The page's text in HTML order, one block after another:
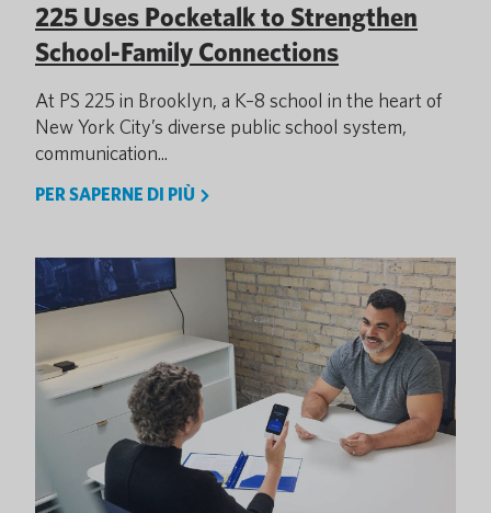
225 Uses Pocketalk to Strengthen
School-Family Connections
At PS 225 in Brooklyn, a K–8 school in the heart of
New York City’s diverse public school system,
communication...
PER SAPERNE DI PIÙ